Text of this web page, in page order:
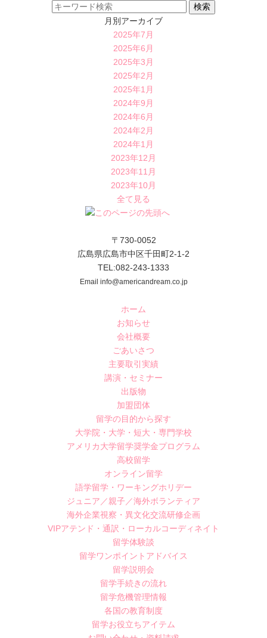
月別アーカイブ
2025年7月
2025年6月
2025年3月
2025年2月
2025年1月
2024年9月
2024年6月
2024年2月
2024年1月
2023年12月
2023年11月
2023年10月
全て見る
〒730-0052
広島県広島市中区千田町2-1-2
TEL:082-243-1333
Email info@americandream.co.jp
ホーム
お知らせ
会社概要
ごあいさつ
主要取引実績
講演・セミナー
出版物
加盟団体
留学の目的から探す
大学院・大学・短大・専門学校
アメリカ大学留学奨学金プログラム
高校留学
オンライン留学
語学留学・ワーキングホリデー
ジュニア／親子／海外ボランティア
海外企業視察・異文化交流研修企画
VIPアテンド・通訳・ローカルコーディネイト
留学体験談
留学ワンポイントアドバイス
留学説明会
留学手続きの流れ
留学危機管理情報
各国の教育制度
留学お役立ちアイテム